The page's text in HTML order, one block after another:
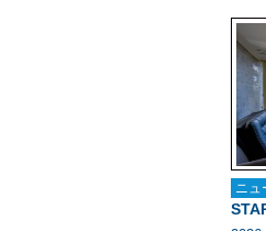
ニュ